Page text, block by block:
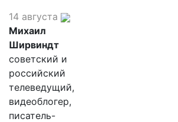
14 августа
Михаил
Ширвиндт
советский и
российский
телеведущий,
видеоблогер,
писатель-